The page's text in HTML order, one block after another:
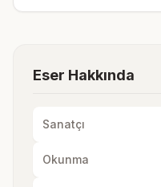
Eser Hakkında
Sanatçı
Okunma